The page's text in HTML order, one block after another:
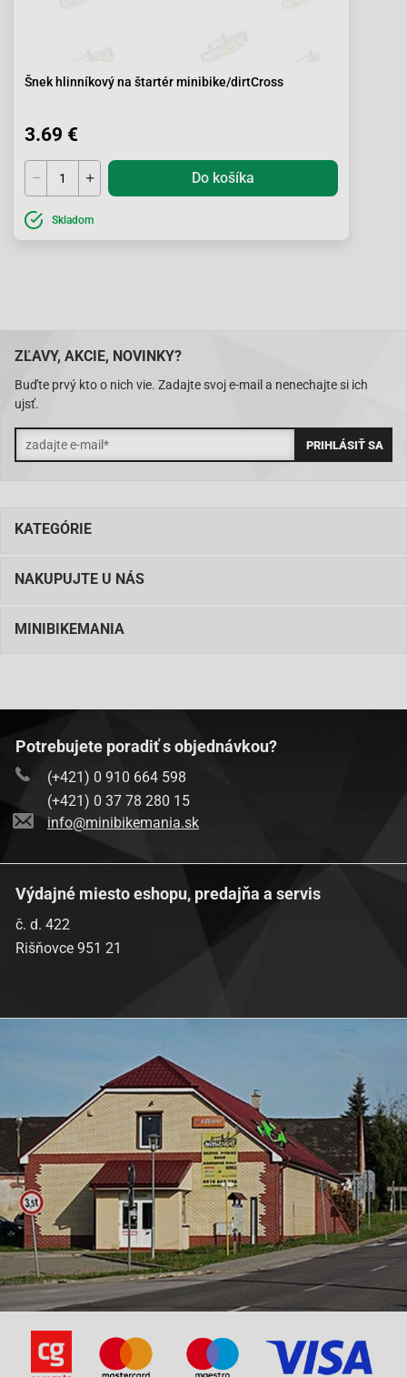
Šnek hlinníkový na štartér minibike/dirtCross
3.69 €
Do košíka
Skladom
ZĽAVY, AKCIE, NOVINKY?
Buďte prvý kto o nich vie. Zadajte svoj e-mail a nenechajte si ich
ujsť.
KATEGÓRIE
NAKUPUJTE U NÁS
MINIBIKEMANIA
Potrebujete poradiť s objednávkou?
(+421) 0 910 664 598
(+421) 0 37 78 280 15
info@minibikemania.sk
Výdajné miesto eshopu, predajňa a servis
č. d. 422
Rišňovce 951 21